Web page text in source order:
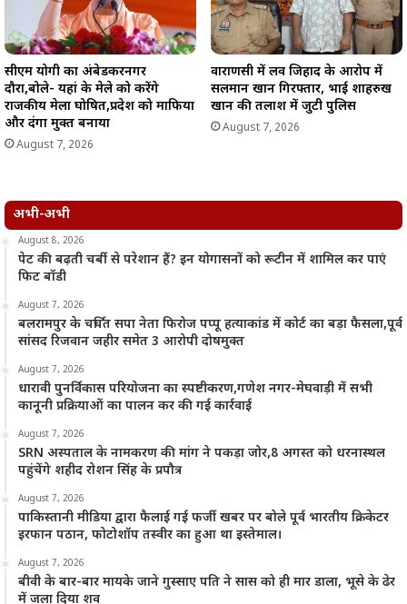
सीएम योगी का अंबेडकरनगर
दौरा,बोले- यहां के मेले को करेंगे
राजकीय मेला घोषित,प्रदेश को माफिया
और दंगा मुक्त बनाया
August 7, 2026
वाराणसी में लव जिहाद के आरोप में
सलमान खान गिरफ्तार, भाई शाहरुख
खान की तलाश में जुटी पुलिस
August 7, 2026
अभी-अभी
August 8, 2026
पेट की बढ़ती चर्बी से परेशान हैं? इन योगासनों को रूटीन में शामिल कर पाएं
फिट बॉडी
August 7, 2026
बलरामपुर के चर्चित सपा नेता फिरोज पप्पू हत्याकांड में कोर्ट का बड़ा फैसला,पूर्व
सांसद रिजवान जहीर समेत 3 आरोपी दोषमुक्त
August 7, 2026
धारावी पुनर्विकास परियोजना का स्पष्टीकरण,गणेश नगर-मेघवाड़ी में सभी
कानूनी प्रक्रियाओं का पालन कर की गई कार्रवाई
August 7, 2026
SRN अस्पताल के नामकरण की मांग ने पकड़ा जोर,8 अगस्त को धरनास्थल
पहुंचेंगे शहीद रोशन सिंह के प्रपौत्र
August 7, 2026
पाकिस्तानी मीडिया द्वारा फैलाई गई फर्जी खबर पर बोले पूर्व भारतीय क्रिकेटर
इरफान पठान, फोटोशॉप तस्वीर का हुआ था इस्तेमाल।
August 7, 2026
बीवी के बार-बार मायके जाने गुस्साए पति ने सास को ही मार डाला, भूसे के ढेर
में जला दिया शव